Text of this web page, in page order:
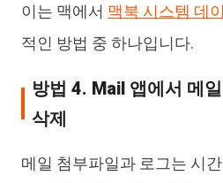
이는 맥에서 맥북 시스템 데
적인 방법 중 하나입니다.
방법 4. Mail 앱에서 메
삭제
메일 첨부파일과 로그는 시